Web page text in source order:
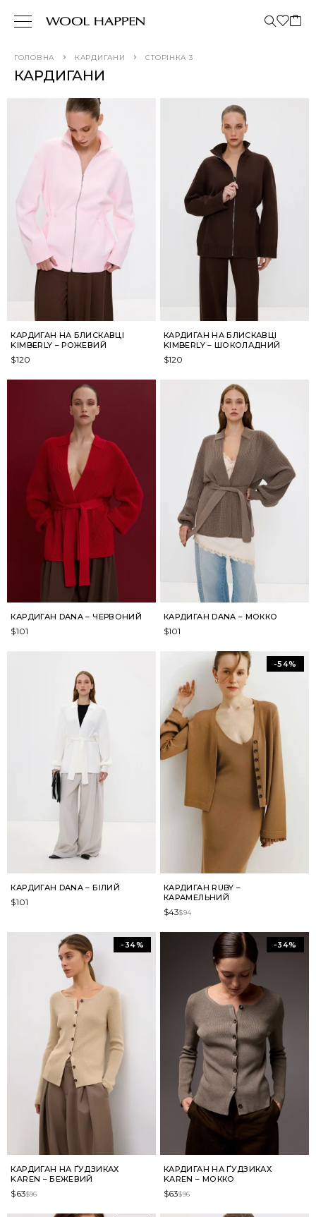
КАРДИГАНИ
ГОЛОВНА КАРДИГАНИ СТОРІНКА 3
КАРДИГАН НА БЛИСКАВЦІ
KIMBERLY – РОЖЕВИЙ
$120
КАРДИГАН НА БЛИСКАВЦІ
KIMBERLY – ШОКОЛАДНИЙ
$120
КАРДИГАН DANA – ЧЕРВОНИЙ
$101
КАРДИГАН DANA – МОККО
$101
КАРДИГАН DANA – БІЛИЙ
$101
-54%
КАРДИГАН RUBY –
КАРАМЕЛЬНИЙ
$94
$43
-34%
КАРДИГАН НА ҐУДЗИКАХ
KAREN – БЕЖЕВИЙ
$96
$63
-34%
КАРДИГАН НА ҐУДЗИКАХ
KAREN – МОККО
$96
$63